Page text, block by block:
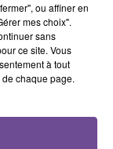
ou affiner en
mes choix".
sans
ce site. Vous
à tout
chaque page.